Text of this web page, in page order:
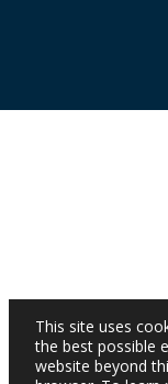
This site uses
the best possible
website beyond